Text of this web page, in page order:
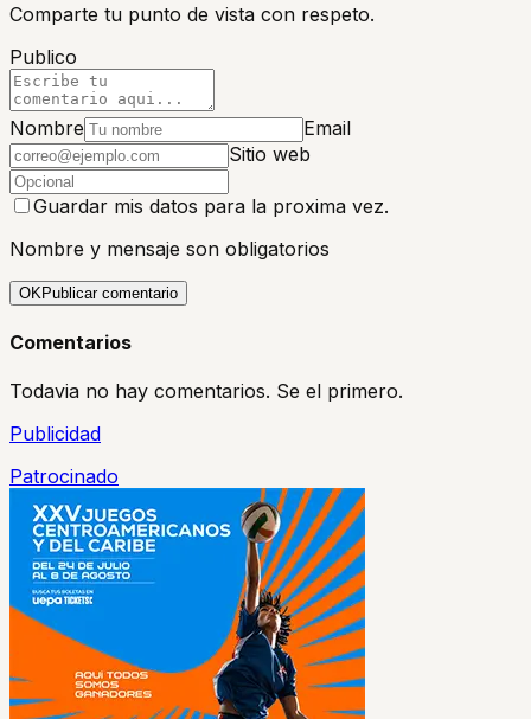
Comparte tu punto de vista con respeto.
Publico
Nombre
Email
Sitio web
Guardar mis datos para la proxima vez.
Nombre y mensaje son obligatorios
OK Publicar comentario
Comentarios
Todavia no hay comentarios. Se el primero.
Publicidad
Patrocinado